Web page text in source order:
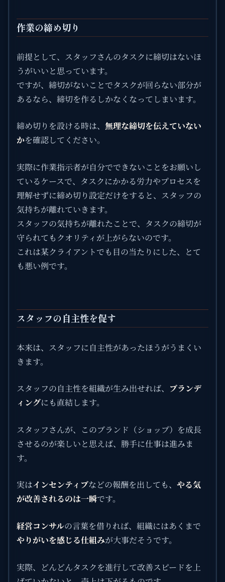
作業の締め切り
前提として、スタッフさんのタスクに締切はないほ
うがいいと思っています。
ですが、締切がないことでタスクが回らない部分が
あるなら、締切を作るしかなくなってしまいます。
締め切りを設ける時は、 無理な締切を伝えていない
かを確認してください。
実際に作業指示者が自分でできないことをお願いし
ているケースで、タスクにかかる労力やプロセスを
理解せずに締め切り設定だけをすると、スタッフの
気持ちが離れていきます。
スタッフの気持ちが離れたことで、タスクの締切が
守られてもクオリティが上がらないのです。
これは某クライアントでも目の当たりにした、とて
も悪い例です。
スタッフの自主性を促す
本来は、スタッフに自主性があったほうがうまくい
きます。
スタッフの自主性を組織が生み出せれば、 ブランデ
ィングにも直結します。
スタッフさんが、このブランド（ショップ）を成長
させるのが楽しいと思えば、勝手に仕事は進みま
す。
実はインセンティブなどの報酬を出しても、 やる気
が改善されるのは一瞬です。
経営コンサルの言葉を借りれば、組織にはあくまで
やりがいを感じる仕組みが大事だそうです。
実際、どんどんタスクを進行して改善スピードを上